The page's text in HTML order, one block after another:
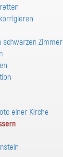
schwarzen Zimmer
einer Kirche